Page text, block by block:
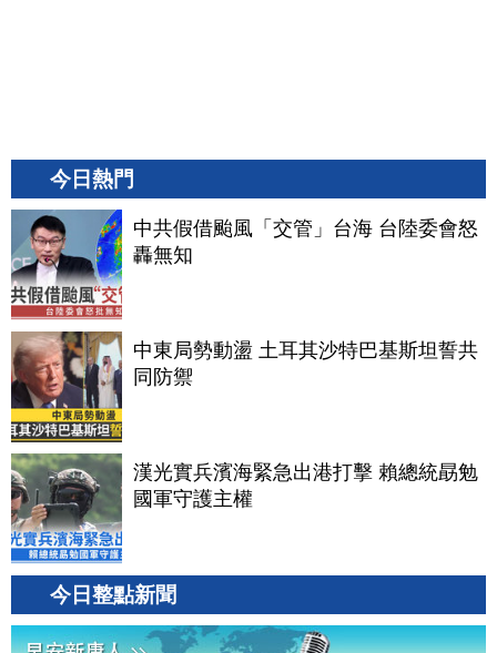
今日熱門
中共假借颱風「交管」台海 台陸委會怒
轟無知
中東局勢動盪 土耳其沙特巴基斯坦誓共
同防禦
漢光實兵濱海緊急出港打擊 賴總統勗勉
國軍守護主權
今日整點新聞